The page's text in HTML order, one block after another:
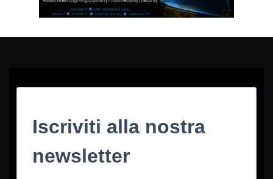
Iscriviti alla nostra
newsletter